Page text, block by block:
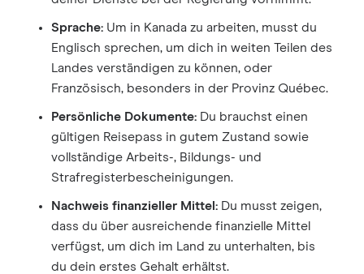
Sprache: Um in Kanada zu arbeiten, musst du
Englisch sprechen, um dich in weiten Teilen des
Landes verständigen zu können, oder
Französisch, besonders in der Provinz Québec.
Persönliche Dokumente: Du brauchst einen
gültigen Reisepass in gutem Zustand sowie
vollständige Arbeits-, Bildungs- und
Strafregisterbescheinigungen.
Nachweis finanzieller Mittel: Du musst zeigen,
dass du über ausreichende finanzielle Mittel
verfügst, um dich im Land zu unterhalten, bis
du dein erstes Gehalt erhältst.